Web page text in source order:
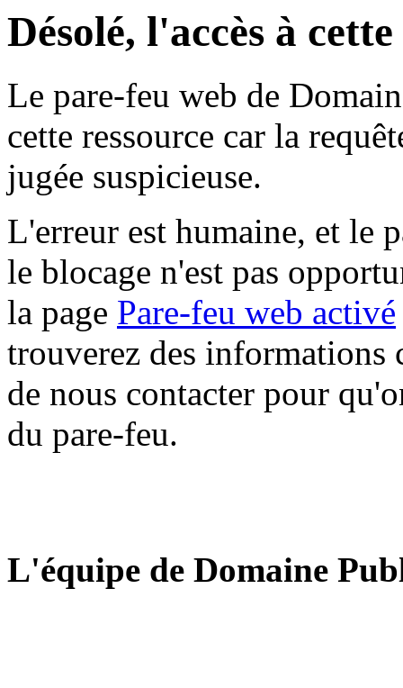
Désolé, l'accès à
Le pare-feu web de
cette ressource car la
jugée suspicieuse.
L'erreur est humaine, et le
le blocage n'est pas
la page Pare-feu web activé
trouverez des informations
de nous contacter pour
du pare-feu.
L'équipe de Domaine